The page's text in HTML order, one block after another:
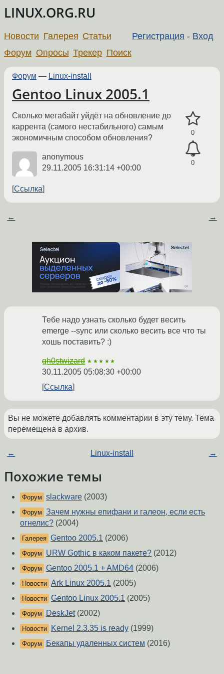
LINUX.ORG.RU
Регистрация - Вход
Новости Галерея Статьи
Форум Опросы Трекер Поиск
Форум — Linux-install
Gentoo Linux 2005.1
0
0
Сколько мегабайт уйдёт на обновление до
каррента (самого нестабильного) самым
экономичным способом обновления?
anonymous
29.11.2005 16:31:14 +00:00
Ссылка
← →
Тебе надо узнать сколько будет весить
emerge --sync или сколько весить все что ты
хошь поставить? :)
gh0stwizard ★★★★★
30.11.2005 05:08:30 +00:00
Ссылка
Вы не можете добавлять комментарии в эту тему. Тема
перемещена в архив.
← Linux-install →
Похожие темы
Форум slackware (2003)
Форум Зачем нужны епифани и галеон, если есть
огнелис? (2004)
Галерея Gentoo 2005.1 (2006)
Форум URW Gothic в каком пакете? (2012)
Форум Gentoo 2005.1 + AMD64 (2006)
Новости Ark Linux 2005.1 (2005)
Новости Gentoo Linux 2005.1 (2005)
Форум DeskJet(2002)
Новости Kernel 2.3.35 is ready (1999)
Форум Бекапы удаленных систем (2016)